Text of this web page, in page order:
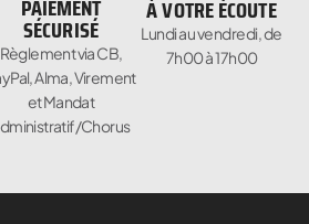
PAIEMENT
SÉCURISÉ
Règlement via CB,
Alma, Virement
et Mandat
Chorus
À VOTRE ÉCOUTE
Lundi au vendredi, de
7h00 à 17h00